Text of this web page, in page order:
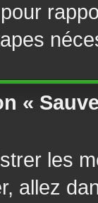
«
les
allez